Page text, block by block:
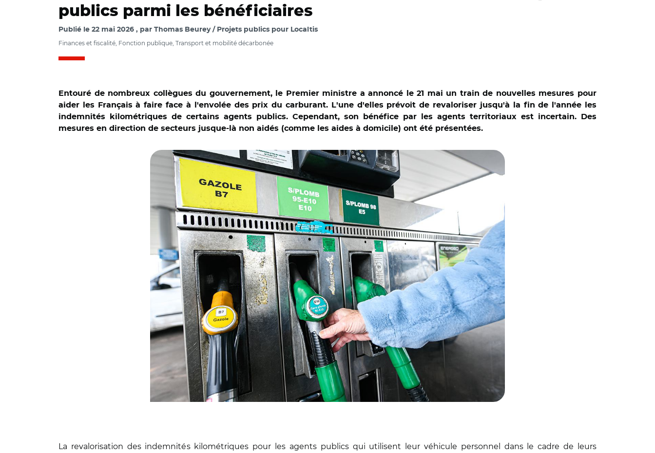
publics parmi les bénéficiaires
Publié le 22 mai 2026 par Thomas Beurey / Projets publics pour Localtis
Finances et fiscalité, Fonction publique, Transport et mobilité décarbonée
Entouré de nombreux collègues du gouvernement, le Premier ministre a annoncé le 21 mai un train de nouvelles mesures pour
aider les Français à faire face à l'envolée des prix du carburant. L'une d'elles prévoit de revaloriser jusqu'à la fin de l'année les
indemnités kilométriques de certains agents publics. Cependant, son bénéfice par les agents territoriaux est incertain. Des
mesures en direction de secteurs jusque-là non aidés (comme les aides à domicile) ont été présentées.
La revalorisation des indemnités kilométriques pour les agents publics qui utilisent leur véhicule personnel dans le cadre de leurs